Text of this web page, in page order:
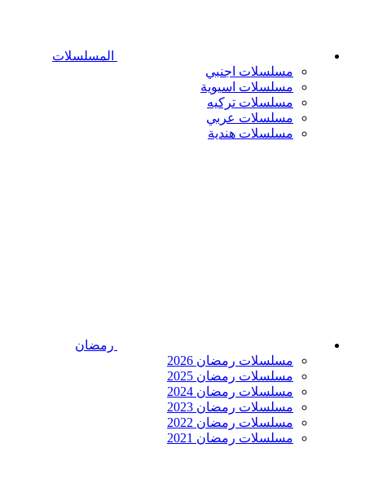
المسلسلات
مسلسلات اجنبي
مسلسلات اسيوية
مسلسلات تركيه
مسلسلات عربي
مسلسلات هندية
رمضان
مسلسلات رمضان 2026
مسلسلات رمضان 2025
مسلسلات رمضان 2024
مسلسلات رمضان 2023
مسلسلات رمضان 2022
مسلسلات رمضان 2021